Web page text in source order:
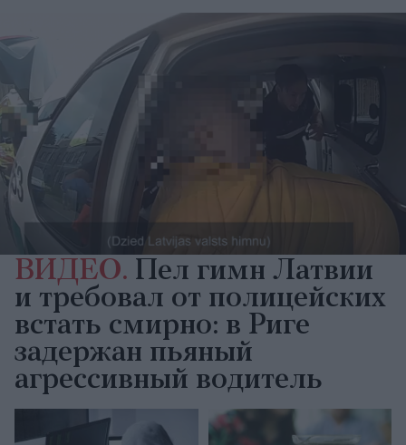
ВИДЕО. Пел гимн Латвии
и требовал от полицейских
встать смирно: в Риге
задержан пьяный
агрессивный водитель